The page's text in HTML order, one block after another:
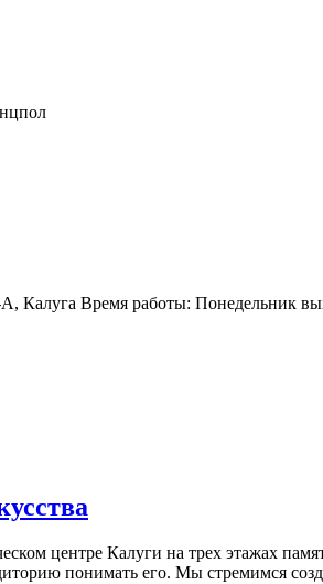
Калуга Время работы: Понедельник
центре Калуги на трех этажах
понимать его. Мы стремимся